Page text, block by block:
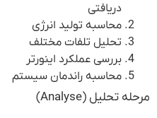
دریافتی
محاسبه تولید انرژی
تحلیل تلفات مختلف
بررسی عملکرد اینورتر
محاسبه راندمان سیستم
مرحله تحلیل (Analyse)